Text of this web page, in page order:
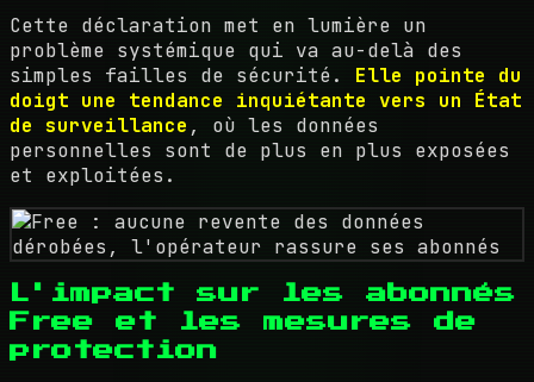
Cette déclaration met en lumière un
problème systémique qui va au-delà des
simples failles de sécurité. Elle pointe du
doigt une tendance inquiétante vers un État
de surveillance , où les données
personnelles sont de plus en plus exposées
et exploitées.
L'impact sur les abonnés
Free et les mesures de
protection